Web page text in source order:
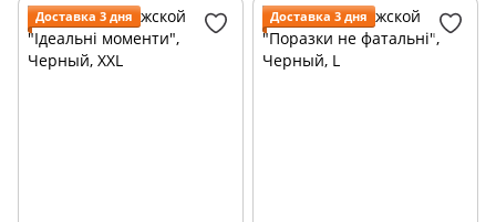
Доставка 3 дня Доставка 3 дня